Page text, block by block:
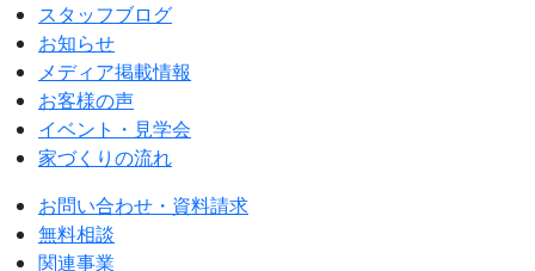
スタッフブログ
お知らせ
メディア掲載情報
お客様の声
イベント・見学会
家づくりの流れ
お問い合わせ・資料請求
無料相談
関連事業